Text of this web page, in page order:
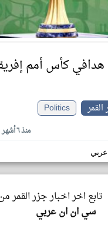
كأس أمم إفريقيا
Politics
منذ ٦ أشهر
عربي
تابع اخر اخبار جزر القمر
سي ان ان عربي